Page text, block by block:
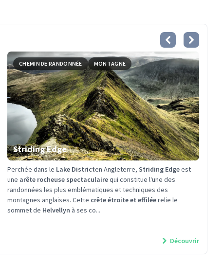
CHEMIN DE RANDONNÉE MONTAGNE
Striding Edge
Perchée dans le Lake Districten Angleterre, Striding Edgeest
une arête rocheuse spectaculairequi constitue l'une des
randonnées les plus emblématiques et techniques des
montagnes anglaises. Cette crête étroite et effiléerelie le
sommet de Helvellyn à ses co...
Découvrir